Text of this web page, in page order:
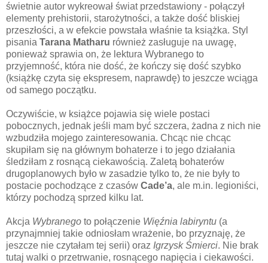
świetnie autor wykreował świat przedstawiony - połączył
elementy prehistorii, starożytności, a także dość bliskiej
przeszłości, a w efekcie powstała właśnie ta książka. Styl
pisania Tarana Matharu również zasługuje na uwagę,
ponieważ sprawia on, że lektura Wybranego to
przyjemność, która nie dość, że kończy się dość szybko
(książkę czyta się ekspresem, naprawdę) to jeszcze wciąga
od samego początku.
Oczywiście, w książce pojawia się wiele postaci
pobocznych, jednak jeśli mam być szczera, żadna z nich nie
wzbudziła mojego zainteresowania. Chcąc nie chcąc
skupiłam się na głównym bohaterze i to jego działania
śledziłam z rosnącą ciekawością. Zaletą bohaterów
drugoplanowych było w zasadzie tylko to, że nie były to
postacie pochodzące z czasów Cade’a, ale m.in. legioniści,
którzy pochodzą sprzed kilku lat.
Akcja Wybranego to połączenie Więźnia labiryntu (a
przynajmniej takie odniosłam wrażenie, bo przyznaję, że
jeszcze nie czytałam tej serii) oraz Igrzysk Śmierci. Nie brak
tutaj walki o przetrwanie, rosnącego napięcia i ciekawości.